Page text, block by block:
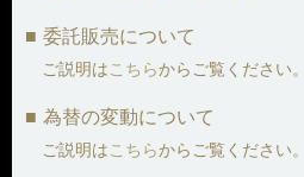
委託販売について
ご説明は こちらからご覧ください。
為替の変動について
ご説明は こちらからご覧ください。